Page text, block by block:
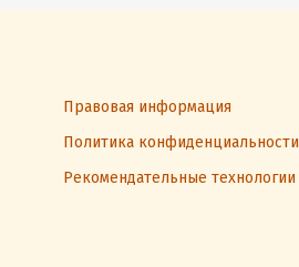
Правовая информация
Политика конфиденциальности
Рекомендательные технологии